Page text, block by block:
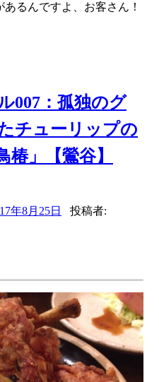
るんですよ、お客さん！
007：孤独のグ
チューリップの
椿」【鶯谷】
年8月25日 投稿者: